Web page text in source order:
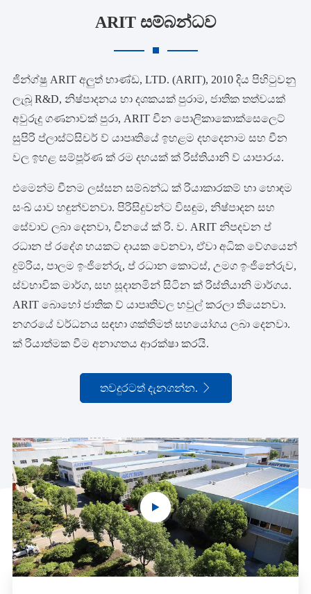
ARIT සම්බන්ධව
ජින්ග්ෂු ARIT අලුත් භාණ්ඩ, LTD. (ARIT), 2010 දිය පිහිටුවනු
ලැබූ R&D, නිෂ්පාදනය හා දශකයක් පුරාම, ජාතික තත්වයක්
අවුරුදු ගණනාවක් පුරා, ARIT චීන පොලිකාකොක්සෙලෙට්
සුපිරි ප්ලාස්ට්සිචර් ව් යාපෘතියේ ඉහළම දහදෙනාම සහ චීන
වල ඉහළ සම්පූර්ණ ක් රම දහයක් ක් රිස්තියානි ව් යාපාරය.
එමෙන්ම චීනම ලස්සන සම්බන්ධ ක් රියාකාරකම් හා හොඳම
සංඛ් යාව හඳුන්වනවා. පිරිසිදුවන්ට විසඳුම, නිෂ්පාදන සහ
සේවාව ලබා දෙනවා, චීනයේ ක් රි. ව. ARIT නිපදවන ප්
රධාන ප් රදේශ හයකට දායක වෙනවා, ඒවා අධික වේගයෙන්
දුම්රිය, පාලම ඉංජිනේරු, ප් රධාන කොටස්, උමග ඉංජිනේරුව,
ස්වභාවික මාර්ග, සහ සූදානමින් සිටින ක් රිස්තියානි මාර්ගය.
ARIT බොහෝ ජාතික ව් යාපෘතිවල හවුල් කරලා තියෙනවා.
නගරයේ වර්ධනය සඳහා ශක්තිමත් සහයෝගය ලබා දෙනවා.
ක් රියාත්මක වීම අනාගතය ආරක්ෂා කරයි.
තවදුරටත් දැනගන්න. 